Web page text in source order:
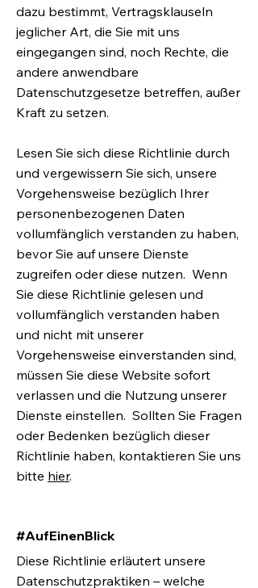
dazu bestimmt, Vertragsklauseln
jeglicher Art, die Sie mit uns
eingegangen sind, noch Rechte, die
andere anwendbare
Datenschutzgesetze betreffen, außer
Kraft zu setzen.
Lesen Sie sich diese Richtlinie durch
und vergewissern Sie sich, unsere
Vorgehensweise bezüglich Ihrer
personenbezogenen Daten
vollumfänglich verstanden zu haben,
bevor Sie auf unsere Dienste
zugreifen oder diese nutzen. Wenn
Sie diese Richtlinie gelesen und
vollumfänglich verstanden haben
und nicht mit unserer
Vorgehensweise einverstanden sind,
müssen Sie diese Website sofort
verlassen und die Nutzung unserer
Dienste einstellen. Sollten Sie Fragen
oder Bedenken bezüglich dieser
Richtlinie haben, kontaktieren Sie uns
bitte hier.
#AufEinenBlick
Diese Richtlinie erläutert unsere
Datenschutzpraktiken – welche